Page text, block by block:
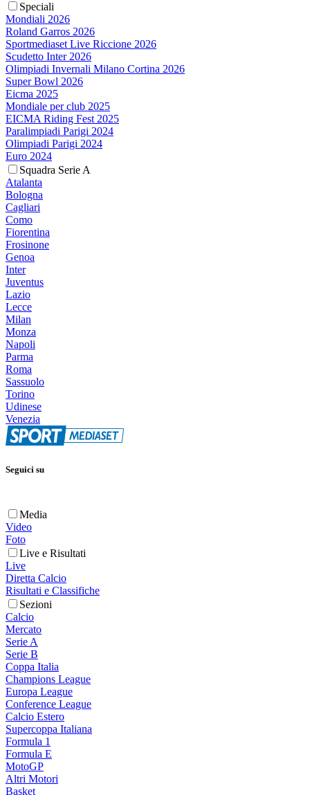
Speciali
Mondiali 2026
Roland Garros 2026
Sportmediaset Live Riccione 2026
Scudetto Inter 2026
Olimpiadi Invernali Milano Cortina 2026
Super Bowl 2026
Eicma 2025
Mondiale per club 2025
EICMA Riding Fest 2025
Paralimpiadi Parigi 2024
Olimpiadi Parigi 2024
Euro 2024
Squadra Serie A
Atalanta
Bologna
Cagliari
Como
Fiorentina
Frosinone
Genoa
Inter
Juventus
Lazio
Lecce
Milan
Monza
Napoli
Parma
Roma
Sassuolo
Torino
Udinese
Venezia
Seguici su
Media
Video
Foto
Live e Risultati
Live
Diretta Calcio
Risultati e Classifiche
Sezioni
Calcio
Mercato
Serie A
Serie B
Coppa Italia
Champions League
Europa League
Conference League
Calcio Estero
Supercoppa Italiana
Formula 1
Formula E
MotoGP
Altri Motori
Basket